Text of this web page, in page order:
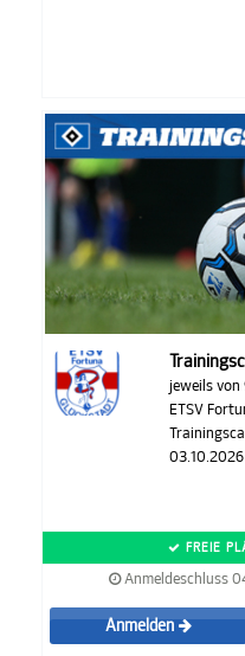
jeweils von
ETSV
FREIE
Anmeldeschluss
Anmelden